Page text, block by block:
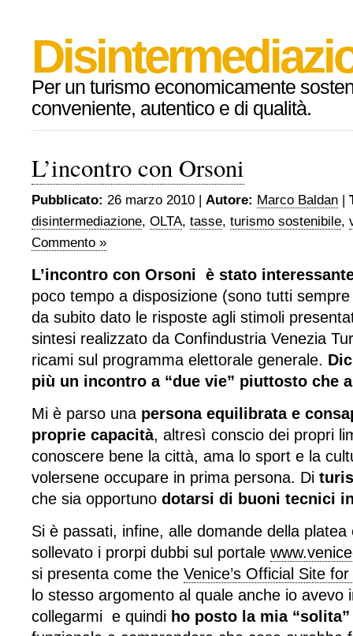
Per un turismo economicamente
conveniente, autentico e di qualità.
L’incontro con Orsoni
Pubblicato: 26 marzo 2010 | Autore: Marco Baldan |
disintermediazione, OLTA, tasse, turismo sostenibile,
Commento »
L’incontro con Orsoni è stato
poco tempo a disposizione (sono tutti
da subito dato le risposte agli stimoli
sintesi realizzato da Confindustria Venezia
ricami sul programma elettorale generale.
più un incontro a “due vie” piuttosto che
Mi è parso una persona equilibrata e
proprie capacità, altresì conscio dei propri
conoscere bene la città, ama lo sport e la
volersene occupare in prima persona. Di
che sia opportuno dotarsi di buoni tecnici
Si è passati, infine, alle domande della
sollevato i prorpi dubbi sul portale
si presenta come the Venice’s Official Site
lo stesso argomento al quale anche io avevo
collegarmi e quindi ho posto la mia